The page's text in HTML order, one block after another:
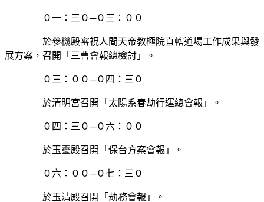
０一：三０─０三：００
於參機殿審視人間天帝教極院直轄道場工作成果與發
展方案，召開「三曹會報總檢討」。
０三：００─０四：三０
於清明宮召開「太陽系春劫行運總會報」。
０四：三０─０六：００
於玉靈殿召開「保台方案會報」。
０六：００─０七：三０
於玉清殿召開「劫務會報」。